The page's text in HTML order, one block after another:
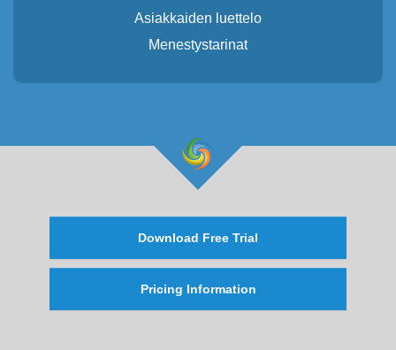
Asiakkaiden luettelo
Menestystarinat
Download Free Trial
Pricing Information